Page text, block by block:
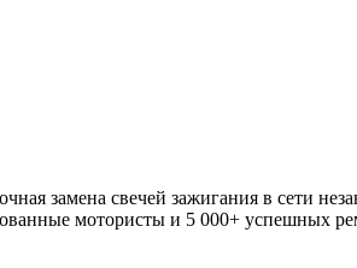
замена свечей зажигания в сети
мотористы и 5 000+ успешных